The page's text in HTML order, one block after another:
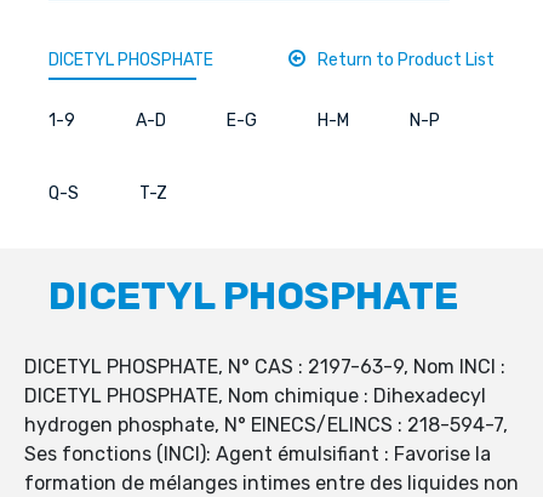
DICETYL PHOSPHATE Return to Product List
1-9 A-D E-G H-M N-P
Q-S T-Z
DICETYL PHOSPHATE
DICETYL PHOSPHATE, N° CAS : 2197-63-9, Nom INCI :
DICETYL PHOSPHATE, Nom chimique : Dihexadecyl
hydrogen phosphate, N° EINECS/ELINCS : 218-594-7,
Ses fonctions (INCI): Agent émulsifiant : Favorise la
formation de mélanges intimes entre des liquides non